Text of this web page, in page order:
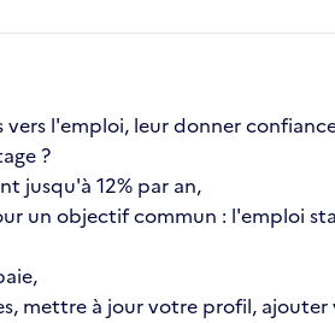
l'emploi, leur donner
?
jusqu'à 12% par an,
un objectif commun : l'emploi
mettre à jour votre profil,